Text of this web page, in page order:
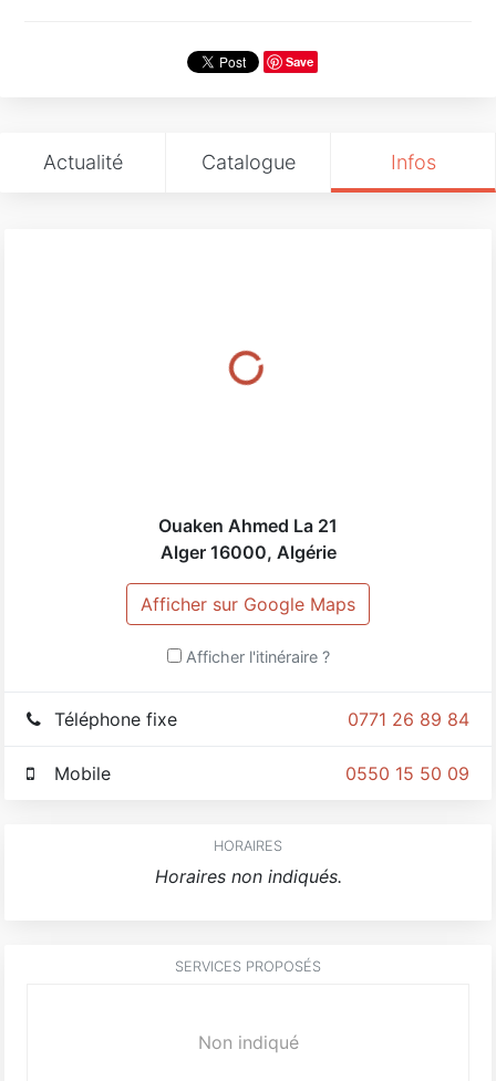
Save
Actualité Catalogue Infos
Ouaken Ahmed La 21
Alger 16000, Algérie
Afficher sur Google Maps
Afficher l'itinéraire ?
0771 26 89 84
Téléphone fixe
0550 15 50 09
Mobile
HORAIRES
Horaires non indiqués.
SERVICES PROPOSÉS
Non indiqué